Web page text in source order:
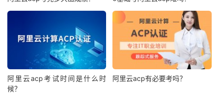
阿里云acp考试时间是什么时
候？
阿里云acp有必要考吗？